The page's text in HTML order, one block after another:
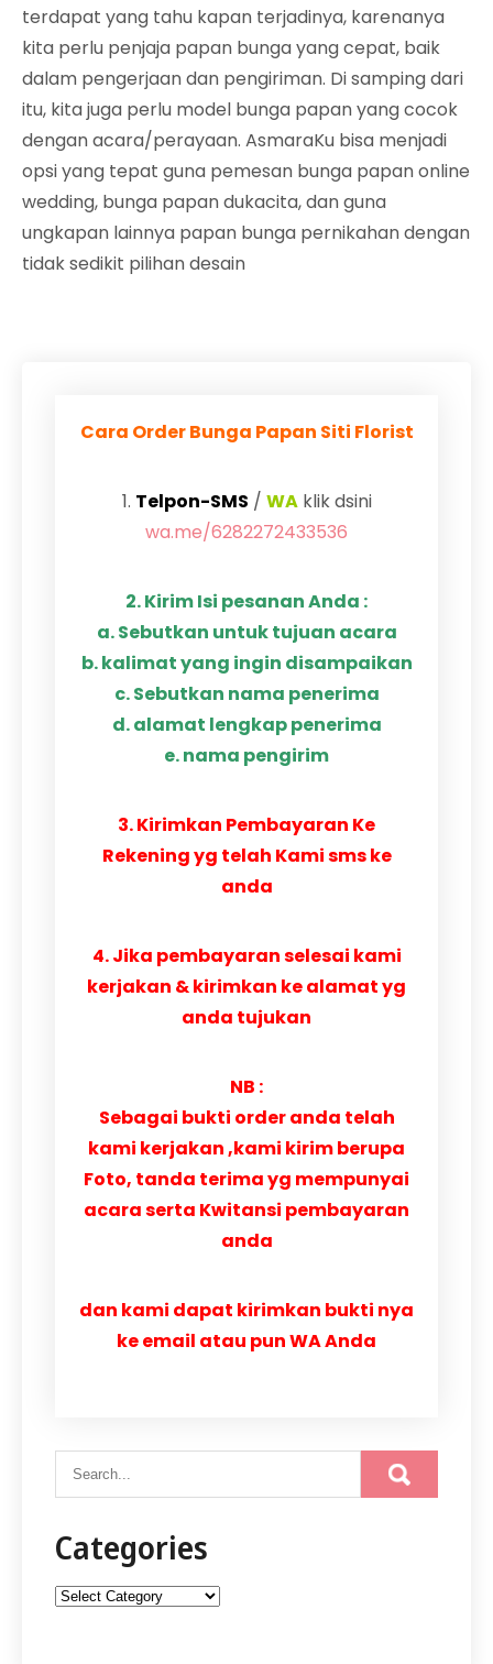
terdapat yang tahu kapan terjadinya, karenanya
kita perlu penjaja papan bunga yang cepat, baik
dalam pengerjaan dan pengiriman. Di samping dari
itu, kita juga perlu model bunga papan yang cocok
dengan acara/perayaan. AsmaraKu bisa menjadi
opsi yang tepat guna pemesan bunga papan online
wedding, bunga papan dukacita, dan guna
ungkapan lainnya papan bunga pernikahan dengan
tidak sedikit pilihan desain
Cara Order Bunga Papan Siti Florist
1. Telpon-SMS / WAklik dsini
wa.me/6282272433536
2. Kirim Isi pesanan Anda :
a. Sebutkan untuk tujuan acara
b. kalimat yang ingin disampaikan
c. Sebutkan nama penerima
d. alamat lengkap penerima
e. nama pengirim
3. Kirimkan Pembayaran Ke
Rekening yg telah Kami sms ke
anda
4. Jika pembayaran selesai kami
kerjakan & kirimkan ke alamat yg
anda tujukan
NB :
Sebagai bukti order anda telah
kami kerjakan ,kami kirim berupa
Foto, tanda terima yg mempunyai
acara serta Kwitansi pembayaran
anda
dan kami dapat kirimkan bukti nya
ke email atau pun WA Anda
Categories
Categories